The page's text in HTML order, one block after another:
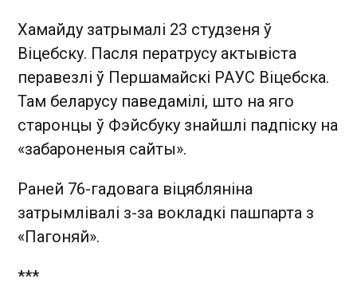
Хамайду затрымалі 23 студзеня ў
Віцебску. Пасля ператрусу актывіста
перавезлі ў Першамайскі РАУС Віцебска.
Там беларусу паведамілі, што на яго
старонцы ў Фэйсбуку знайшлі падпіску на
«забароненыя сайты».
Раней 76-гадовага віцябляніна
затрымлівалі з-за вокладкі пашпарта з
«Пагоняй».
***